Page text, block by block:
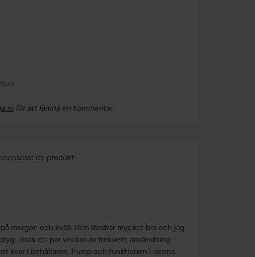
in för att lämna en kommentar
en produkt
år
morgon och kväll. Den löddrar mycket bra och jag
Trots ett par veckor av frekvent användning
kvar i behållaren. Pump och funktionen i denna